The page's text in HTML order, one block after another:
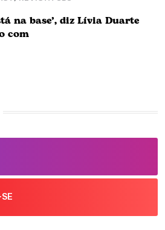
na base’, diz Lívia Duarte
com